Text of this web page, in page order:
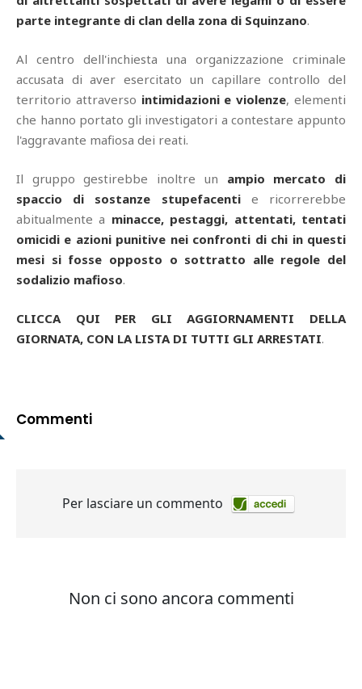
parte integrante di clan della zona di Squinzano.
Al centro dell'inchiesta una organizzazione criminale
accusata di aver esercitato un capillare controllo del
territorio attraverso intimidazioni e violenze, elementi
che hanno portato gli investigatori a contestare appunto
l'aggravante mafiosa dei reati.
Il gruppo gestirebbe inoltre un ampio mercato di
spaccio di sostanze stupefacentie ricorrerebbe
abitualmente a minacce, pestaggi, attentati, tentati
omicidi e azioni punitive nei confronti di chi in questi
mesi si fosse opposto o sottratto alle regole del
sodalizio mafioso.
CLICCA QUI PER GLI AGGIORNAMENTI DELLA
GIORNATA, CON LA LISTA DI TUTTI GLI ARRESTATI.
Commenti